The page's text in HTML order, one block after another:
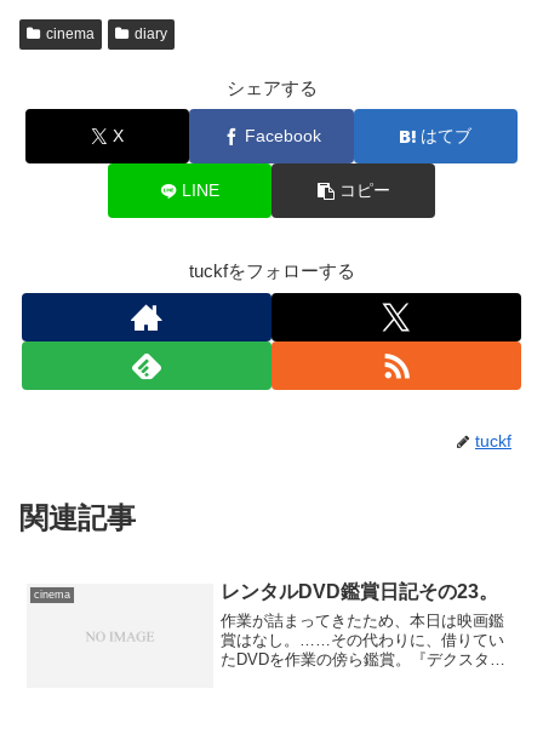
cinema diary
シェアする
X Facebook はてブ
LINE コピー
tuckfをフォローする
tuckf
関連記事
cinema レンタルDVD鑑賞日記その23。
作業が詰まってきたため、本日は映画鑑
賞はなし。……その代わりに、借りてい
たDVDを作業の傍ら鑑賞。『デクスター